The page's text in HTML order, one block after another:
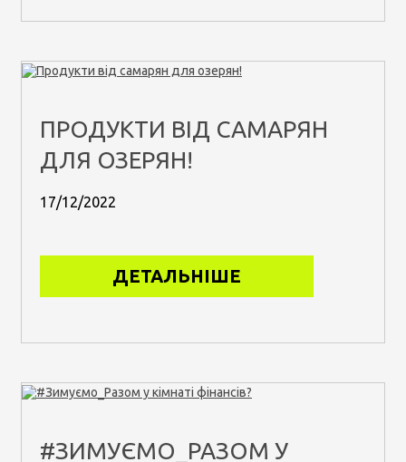
ПРОДУКТИ ВІД САМАРЯН
ДЛЯ ОЗЕРЯН!
17/12/2022
ДЕТАЛЬНІШЕ
#ЗИМУЄМО_РАЗОМ У